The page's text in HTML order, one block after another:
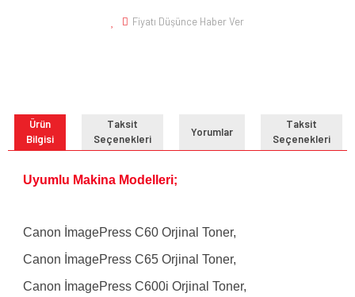
Fiyatı Düşünce Haber Ver
Ürün
Bilgisi
Taksit
Seçenekleri
Yorumlar
Taksit
Seçenekleri
Uyumlu Makina Modelleri;
Canon İmagePress C60 Orjinal Toner,
Canon İmagePress C65 Orjinal Toner,
Canon İmagePress C600i Orjinal Toner,